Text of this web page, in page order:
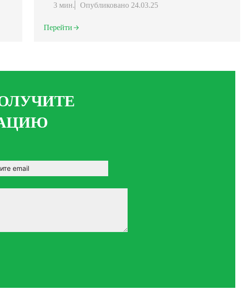
3 мин. Опубликовано 24.03.25
Перейти